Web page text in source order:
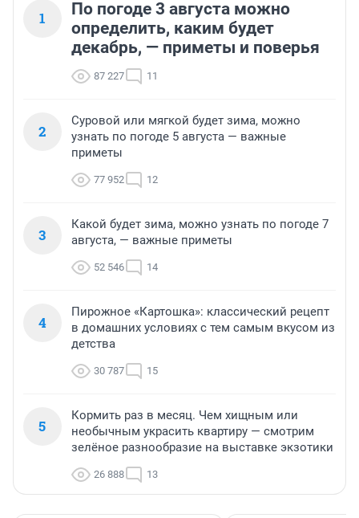
1
По погоде 3 августа можно
определить, каким будет
декабрь, — приметы и поверья
87 227 11
2
Суровой или мягкой будет зима, можно
узнать по погоде 5 августа — важные
приметы
77 952 12
3
Какой будет зима, можно узнать по погоде 7
августа, — важные приметы
52 546 14
4
Пирожное «Картошка»: классический рецепт
в домашних условиях с тем самым вкусом из
детства
30 787 15
5
Кормить раз в месяц. Чем хищным или
необычным украсить квартиру — смотрим
зелёное разнообразие на выставке экзотики
26 888 13